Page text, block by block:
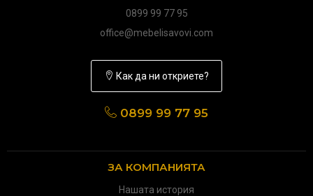
0899 99 77 95
office@mebelisavovi.com
Как да ни откриете?
0899 99 77 95
ЗА КОМПАНИЯТА
Нашата история